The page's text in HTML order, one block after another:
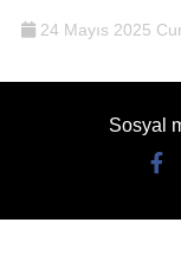
24 Mayıs 2025
Sosyal